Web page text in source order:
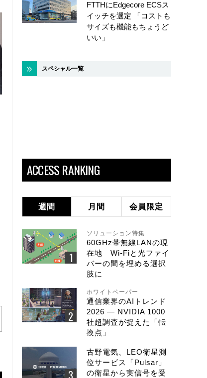
FTTHにEdgecore ECSス
イッチを選定 「コストも
サイズも機能もちょうど
いい」
スペシャル一覧
ACCESS RANKING
週間 月間 会員限定
ソリューション特集
60GHz帯無線LANの現
在地 Wi-Fiと光ファイ
バーの間を埋める選択
肢に
ホワイトペーパー
通信業界のAIトレンド
2026 ― NVIDIA 1000
社超調査が捉えた「転
換点」
古野電気、LEO衛星測
位サービス「Pulsar」
の衛星から実信号を受